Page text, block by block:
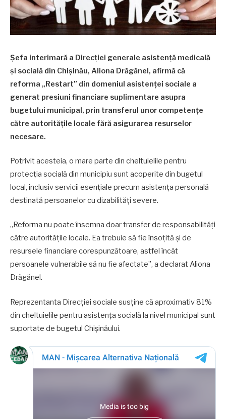
Șefa interimară a Direcției generale asistență medicală
și socială din Chișinău, Aliona Drăgănel, afirmă că
reforma „Restart” din domeniul asistenței sociale a
generat presiuni financiare suplimentare asupra
bugetului municipal, prin transferul unor competențe
către autoritățile locale fără asigurarea resurselor
necesare.
Potrivit acesteia, o mare parte din cheltuielile pentru
protecția socială din municipiu sunt acoperite din bugetul
local, inclusiv servicii esențiale precum asistența personală
destinată persoanelor cu dizabilități severe.
„Reforma nu poate însemna doar transfer de responsabilități
către autoritățile locale. Ea trebuie să fie însoțită și de
resursele financiare corespunzătoare, astfel încât
persoanele vulnerabile să nu fie afectate”, a declarat Aliona
Drăgănel.
Reprezentanta Direcției sociale susține că aproximativ 81%
din cheltuielile pentru asistența socială la nivel municipal sunt
suportate de bugetul Chișinăului.